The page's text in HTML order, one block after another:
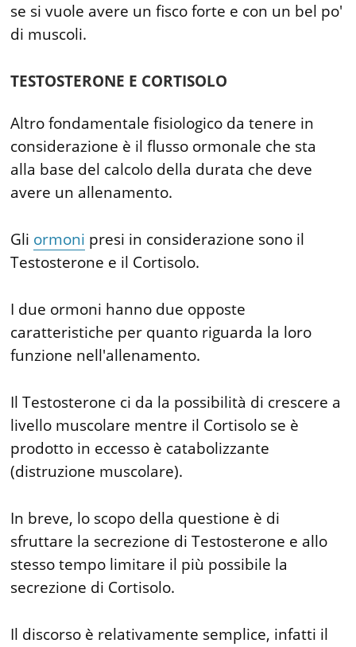
se si vuole avere un fisco forte e con un bel po'
di muscoli.
TESTOSTERONE E CORTISOLO
Altro fondamentale fisiologico da tenere in
considerazione è il flusso ormonale che sta
alla base del calcolo della durata che deve
avere un allenamento.
Gli ormoni presi in considerazione sono il
Testosterone e il Cortisolo.
I due ormoni hanno due opposte
caratteristiche per quanto riguarda la loro
funzione nell'allenamento.
Il Testosterone ci da la possibilità di crescere a
livello muscolare mentre il Cortisolo se è
prodotto in eccesso è catabolizzante
(distruzione muscolare).
In breve, lo scopo della questione è di
sfruttare la secrezione di Testosterone e allo
stesso tempo limitare il più possibile la
secrezione di Cortisolo.
Il discorso è relativamente semplice, infatti il